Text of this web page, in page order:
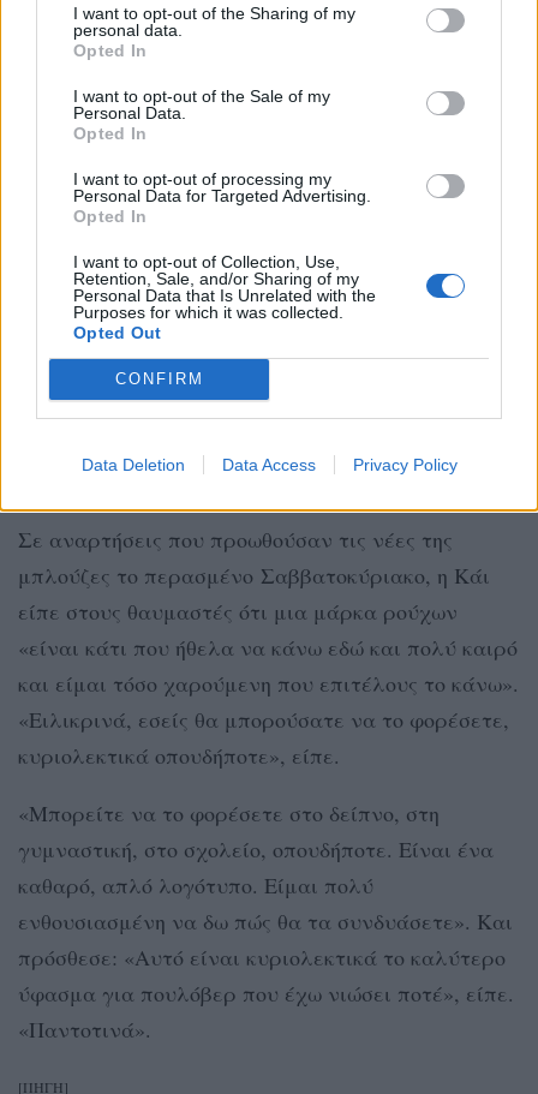
I want to opt-out of the Sharing of my
personal data.
Opted In
I want to opt-out of the Sale of my
Personal Data.
Opted In
I want to opt-out of processing my
Personal Data for Targeted Advertising.
Opted In
I want to opt-out of Collection, Use,
Retention, Sale, and/or Sharing of my
Personal Data that Is Unrelated with the
Purposes for which it was collected.
Opted Out
CONFIRM
Data Deletion Data Access Privacy Policy
και γυναικεία ρούχα στις σελίδες της στα μέσα
κοινωνικής δικτύωσης.
Το λανσάρισμα της μάρκας της έγινε δεκτό με
«Eπιχειρηματική νοοτροπία, όπως και η υπόλοιπη
οικογένεια. Σεβασμός! Προχώρα», έγραψε ένας
σχολιαστής. «130 δολάρια για ένα ρούχο που έχει
τα αρχικά ενός 18χρονου παιδιού; Είναι τρελό»,
έγραψε ένας άλλος. Άλλοι είπαν ότι το λογότυπο
της Κάι είχε μια ασυνήθιστη ομοιότητα με ένα που
φτιάχτηκε για μια συνεργασία της American Eagle
Kansas City Chiefs, Tράβις Κέλσι.
Σε αναρτήσεις που προωθούσαν τις νέες της
μπλούζες το περασμένο Σαββατοκύριακο, η Kάι
είπε στους θαυμαστές ότι μια μάρκα ρούχων
«είναι κάτι που ήθελα να κάνω εδώ και πολύ καιρό
και είμαι τόσο χαρούμενη που επιτέλους το κάνω».
«Ειλικρινά, εσείς θα μπορούσατε να το φορέσετε,
κυριολεκτικά οπουδήποτε», είπε.
«Μπορείτε να το φορέσετε στο δείπνο, στη
γυμναστική, στο σχολείο, οπουδήποτε. Είναι ένα
καθαρό, απλό λογότυπο. Είμαι πολύ
ενθουσιασμένη να δω πώς θα τα συνδυάσετε». Και
πρόσθεσε: «Αυτό είναι κυριολεκτικά το καλύτερο
ύφασμα για πουλόβερ που έχω νιώσει ποτέ», είπε.
«Παντοτινά».
[ΠΗΓΗ]